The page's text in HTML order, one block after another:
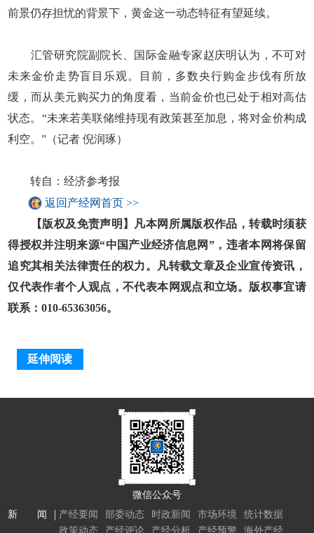
前景仍存担忧的背景下，黄金这一动态特征有望延续。
汇管研究院副院长、国际金融专家赵庆明认为，不可对
未来金价走势盲目乐观。目前，多数央行购金步伐有所放
缓，而从美元购买力的角度看，当前金价也已处于相对高估
状态。“未来若美联储维持现有政策甚至加息，将对金价构成
利空。”（记者 倪润琢）
转自：经济参考报
返回产经网首页 >>
【版权及免责声明】凡本网所属版权作品，转载时须获
得授权并注明来源“中国产业经济信息网”，违者本网将保留
追究其相关法律责任的权力。凡转载文章及企业宣传资讯，
仅代表作者个人观点，不代表本网观点和立场。版权事宜请
联系：010-65363056。
延伸阅读
微信公众号
新 闻
产经要闻 部委动态 时政新闻 市场环境
统计数据
政策动态
产经评论 产经分析 产经预警 海外产经